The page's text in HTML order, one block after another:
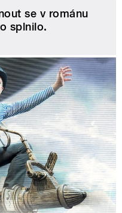
se v románu
splnilo.